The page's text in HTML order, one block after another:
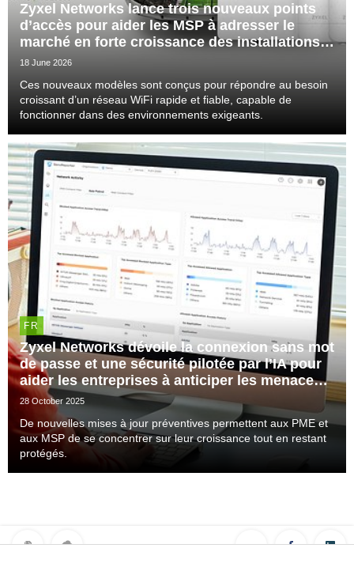
Zyxel Networks lance trois nouveaux points
d’accès pour aider les MSP à adresser le
marché en forte croissance des installations
extérieures
18 June 2026
Ces nouveaux modèles sont conçus pour répondre au besoin
croissant d’un réseau WiFi rapide et fiable, capable de
fonctionner dans des environnements exigeants.
FR
Zyxel Networks dévoile la connexion sans mot
de passe et une sécurité pilotée par l’IA pour
aider les entreprises à anticiper les menaces
potentielles
28 October 2025
De nouvelles mises à jour préventives permettent aux PME et
aux MSP de se concentrer sur leur croissance tout en restant
protégés.